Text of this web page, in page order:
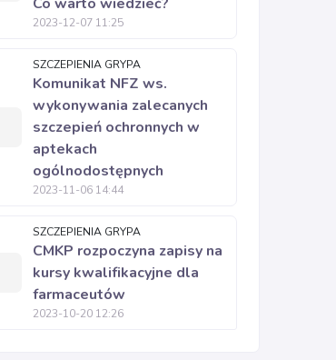
2023-12-07 11:25
SZCZEPIENIA GRYPA
Komunikat NFZ ws.
wykonywania zalecanych
szczepień ochronnych w
aptekach
ogólnodostępnych
2023-11-06 14:44
SZCZEPIENIA GRYPA
CMKP rozpoczyna zapisy na
kursy kwalifikacyjne dla
farmaceutów
2023-10-20 12:26